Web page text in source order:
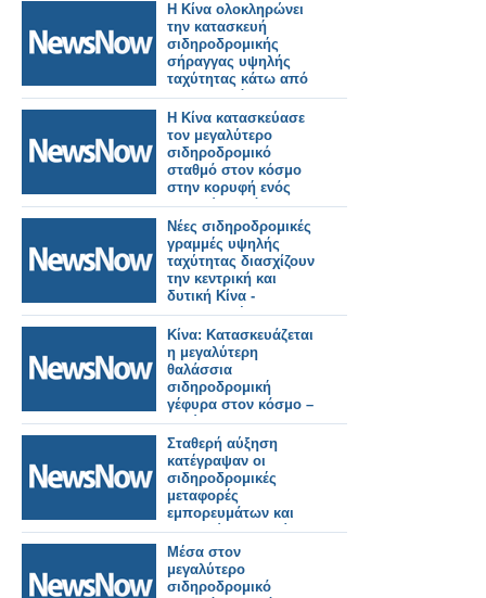
Η Κίνα ολοκληρώνει
την κατασκευή
σιδηροδρομικής
σήραγγας υψηλής
ταχύτητας κάτω από
τον ποταμό
Γιανγκτσέ.
Η Κίνα κατασκεύασε
τον μεγαλύτερο
σιδηροδρομικό
σταθμό στον κόσμο
στην κορυφή ενός
βουνού σε μόλις 38
μήνες!
Νέες σιδηροδρομικές
γραμμές υψηλής
ταχύτητας διασχίζουν
την κεντρική και
δυτική Κίνα -
Συντονισμένη
ανάπτυξη.
Κίνα: Κατασκευάζεται
η μεγαλύτερη
θαλάσσια
σιδηροδρομική
γέφυρα στον κόσμο –
Ταχύτητα 350 χλμ./
ώρα!
Σταθερή αύξηση
κατέγραψαν οι
σιδηροδρομικές
μεταφορές
εμπορευμάτων και
επιβατών στην Κίνα
τους πρώτους πέντε
μήνες.
Μέσα στον
μεγαλύτερο
σιδηροδρομικό